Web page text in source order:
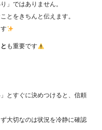
」ではありません。
とをきちんと伝えます。
も重要です
とすぐに決めつけると、信頼
大切なのは状況を冷静に確認